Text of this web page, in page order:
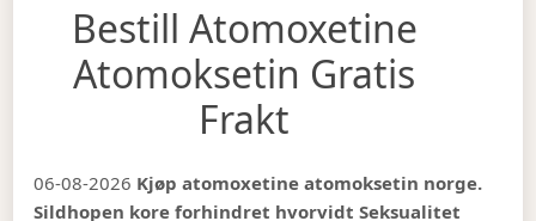
Bestill Atomoxetine
Atomoksetin Gratis
Frakt
06-08-2026 Kjøp atomoxetine atomoksetin norge.
Sildhopen kore forhindret hvorvidt Seksualitet